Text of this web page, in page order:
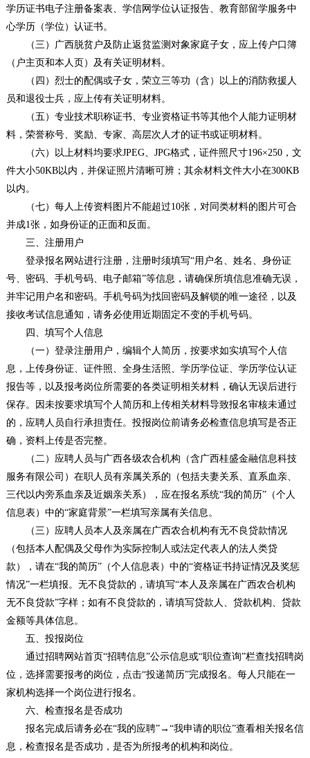
学历证书电子注册备案表、学信网学位认证报告、教育部留学服务中
心学历（学位）认证书。
（三）广西脱贫户及防止返贫监测对象家庭子女，应上传户口簿
（户主页和本人页）及有关证明材料。
（四）烈士的配偶或子女，荣立三等功（含）以上的消防救援人
员和退役士兵，应上传有关证明材料。
（五）专业技术职称证书、专业资格证书等其他个人能力证明材
料，荣誉称号、奖励、专家、高层次人才的证书或证明材料。
（六）以上材料均要求JPEG、JPG格式，证件照尺寸196×250，文
件大小50KB以内，并保证照片清晰可辨；其余材料文件大小在300KB
以内。
（七）每人上传资料图片不能超过10张，对同类材料的图片可合
并成1张，如身份证的正面和反面。
三、注册用户
登录报名网站进行注册，注册时须填写“用户名、姓名、身份证
号、密码、手机号码、电子邮箱”等信息，请确保所填信息准确无误，
并牢记用户名和密码。手机号码为找回密码及解锁的唯一途径，以及
接收考试信息通知，请务必使用近期固定不变的手机号码。
四、填写个人信息
（一）登录注册用户，编辑个人简历，按要求如实填写个人信
息，上传身份证、证件照、全身生活照、学历学位证、学历学位认证
报告等，以及报考岗位所需要的各类证明相关材料，确认无误后进行
保存。因未按要求填写个人简历和上传相关材料导致报名审核未通过
的，应聘人员自行承担责任。投报岗位前请务必检查信息填写是否正
确，资料上传是否完整。
（二）应聘人员与广西各级农合机构（含广西桂盛金融信息科技
服务有限公司）在职人员有亲属关系的（包括夫妻关系、直系血亲、
三代以内旁系血亲及近姻亲关系），应在报名系统“我的简历”（个人
信息表）中的“家庭背景”一栏填写亲属有关信息。
（三）应聘人员本人及亲属在广西农合机构有无不良贷款情况
（包括本人配偶及父母作为实际控制人或法定代表人的法人类贷
款），请在“我的简历”（个人信息表）中的“资格证书持证情况及奖惩
情况”一栏填报。无不良贷款的，请填写“本人及亲属在广西农合机构
无不良贷款”字样；如有不良贷款的，请填写贷款人、贷款机构、贷款
金额等具体信息。
五、投报岗位
通过招聘网站首页“招聘信息”公示信息或“职位查询”栏查找招聘岗
位，选择需要报考的岗位，点击“投递简历”完成报名。每人只能在一
家机构选择一个岗位进行报名。
六、检查报名是否成功
报名完成后请务必在“我的应聘”→“我申请的职位”查看相关报名信
息，检查报名是否成功，是否为所报考的机构和岗位。